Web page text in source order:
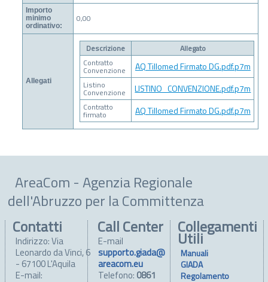
Importo
minimo
ordinativo:
0,00
Allegati
Descrizione
Allegato
Contratto
Convenzione AQ Tillomed Firmato DG.pdf.p7m
Listino
Convenzione LISTINO_CONVENZIONE.pdf.p7m
Contratto
firmato AQ Tillomed Firmato DG.pdf.p7m
AreaCom - Agenzia Regionale
dell'Abruzzo per la Committenza
Contatti
Indirizzo: Via
Leonardo da Vinci, 6
- 67100 L'Aquila
E-mail:
Collegamenti
Utili
Manuali
GIADA
Regolamento
Call Center
E-mail
supporto.giada@
areacom.eu
Telefono: 0861